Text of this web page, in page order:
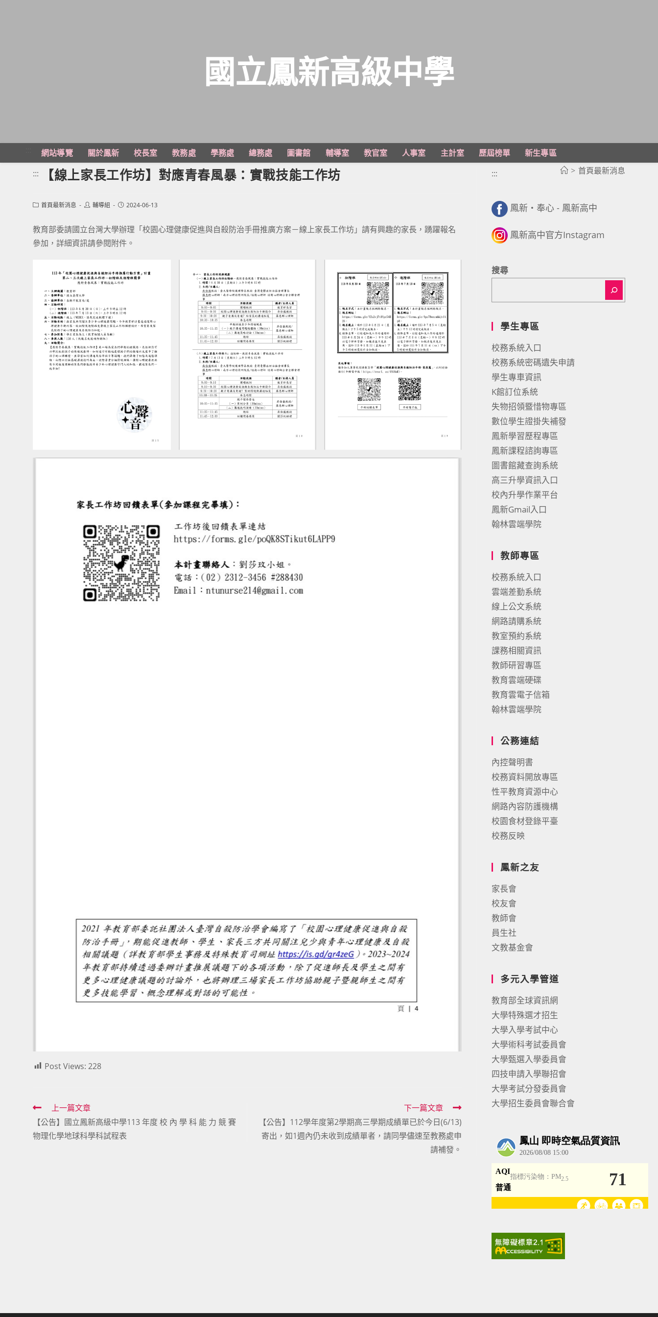
主
國立鳳新高級中學
網站導覽 關於鳳新 校長室 教務處 學務處 總務處 圖書館 輔導室 教官室 人事室 主計室 歷屆榜單
新生專區
> 首頁最新消息
::: 【線上家長工作坊】對應青春風暴：實戰技能工作坊
Post首頁最新消息
Post輔導組
Post2024-06-13
教育部委請國立台灣大學辦理「校園心理健康促進與自殺防治手冊推廣方案－線上家長工作坊」請有興趣的家長，踴躍報名
參加，詳細資訊請參閱附件。
Post Views: 228
Read
more
articles
上一篇文章
【公告】國立鳳新高級中學113 年度 校 內 學 科 能 力 競 賽
物理化學地球科學科試程表
下一篇文章
【公告】112學年度第2學期高三學期成績單已於今日(6/13)
寄出，如1週內仍未收到成績單者，請同學儘速至教務處申
請補發。
:::
鳳新・奉心 - 鳳新高中
鳳新高中官方Instagram
搜尋
學生專區
校務系統入口
校務系統密碼遺失申請
學生專車資訊
K館訂位系統
失物招領暨惜物專區
數位學生證掛失補發
鳳新學習歷程專區
鳳新課程諮詢專區
圖書館藏查詢系統
高三升學資訊入口
校內升學作業平台
鳳新Gmail入口
翰林雲端學院
教師專區
校務系統入口
雲端差勤系統
線上公文系統
網路請購系統
教室預約系統
課務相關資訊
教師研習專區
教育雲端硬碟
教育雲電子信箱
翰林雲端學院
公務連結
內控聲明書
校務資料開放專區
性平教育資源中心
網路內容防護機構
校園食材登錄平臺
校務反映
鳳新之友
家長會
校友會
教師會
員生社
文教基金會
多元入學管道
教育部全球資訊網
大學特殊選才招生
大學入學考試中心
大學術科考試委員會
大學甄選入學委員會
四技申請入學聯招會
大學考試分發委員會
大學招生委員會聯合會